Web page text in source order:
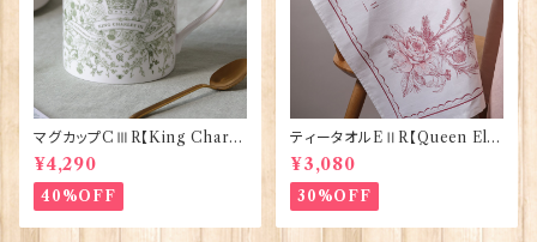
マグカップCⅢR【King Charle
sⅢ Coronation】Victoria E
ggs 50127
¥4,290
40%OFF
ティータオルEⅡR【Queen Eliz
abethⅡ Commemorative】V
ictoria Eggs 50128
¥3,080
30%OFF